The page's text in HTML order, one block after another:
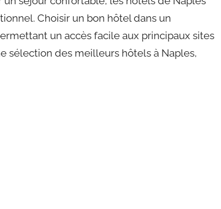
Choisir un bon hôtel dans un
un accès facile aux principaux sites
sélection des meilleurs hôtels à Naples,